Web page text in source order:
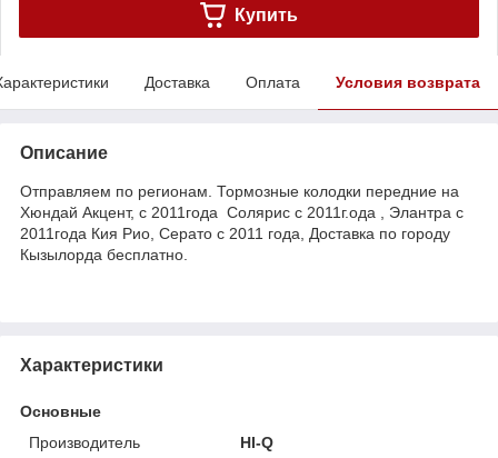
Купить
Доставка Оплата Условия возврата
Описание
Отправляем по регионам. Тормозные колодки передние на
Хюндай Акцент, с 2011года Солярис с 2011г.ода , Элантра с
2011года Кия Рио, Серато с 2011 года, Доставка по городу
Кызылорда бесплатно.
Характеристики
Основные
Производитель
HI-Q